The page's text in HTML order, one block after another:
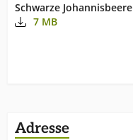
Schwarze Johannisbeere
7 MB
Adresse